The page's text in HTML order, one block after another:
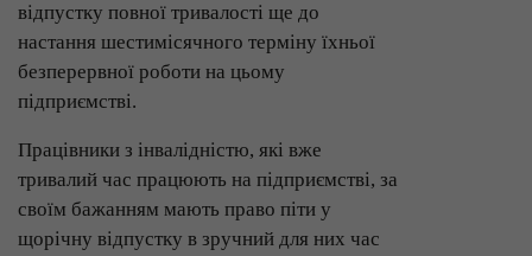
відпустку повної тривалості ще до
настання шестимісячного терміну їхньої
безперервної роботи на цьому
підприємстві.
Працівники з інвалідністю, які вже
тривалий час працюють на підприємстві, за
своїм бажанням мають право піти у
щорічну відпустку в зручний для них час